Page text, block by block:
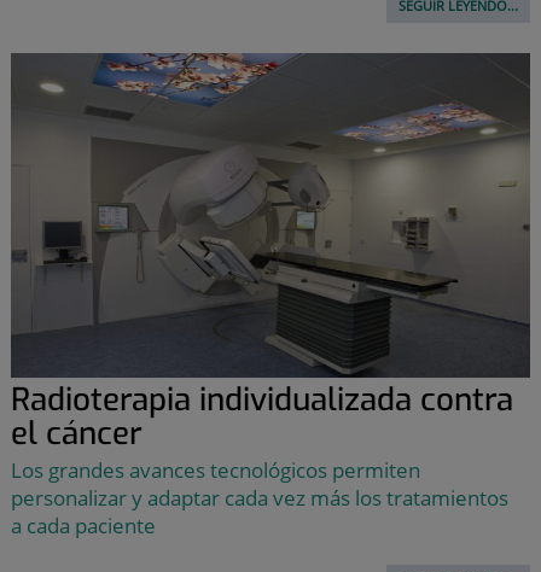
SEGUIR LEYENDO...
Radioterapia individualizada contra
el cáncer
Los grandes avances tecnológicos permiten
personalizar y adaptar cada vez más los tratamientos
a cada paciente